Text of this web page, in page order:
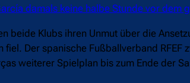
damals keine halbe Stunde vor dem
beide Klubs ihren Unmut über die
Der spanische Fußballverband
weiterer Spielplan bis zum Ende der